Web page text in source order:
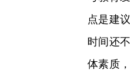
点是建
时间还
体素质